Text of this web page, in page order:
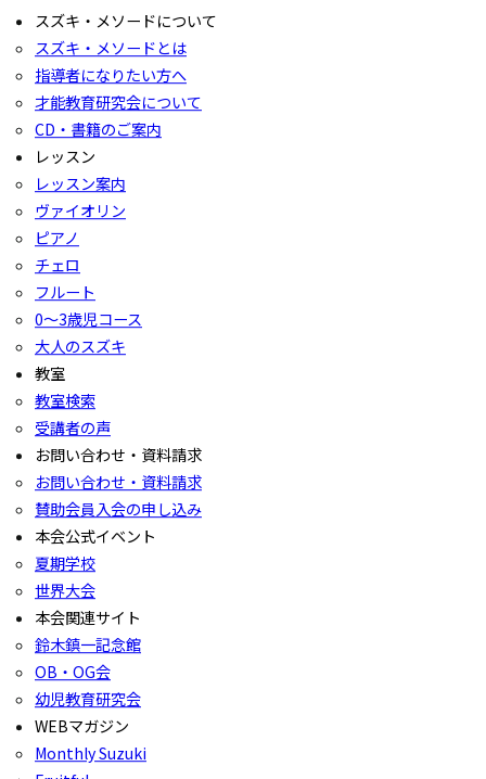
スズキ・メソードについて
スズキ・メソードとは
指導者になりたい方へ
才能教育研究会について
CD・書籍のご案内
レッスン
レッスン案内
ヴァイオリン
ピアノ
チェロ
フルート
0〜3歳児コース
大人のスズキ
教室
教室検索
受講者の声
お問い合わせ・資料請求
お問い合わせ・資料請求
賛助会員入会の申し込み
本会公式イベント
夏期学校
世界大会
本会関連サイト
鈴木鎮一記念館
OB・OG会
幼児教育研究会
WEBマガジン
Monthly Suzuki